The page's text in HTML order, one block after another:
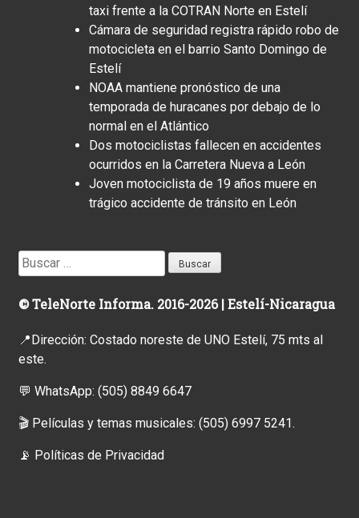
taxi frente a la COTRAN Norte en Estelí
Cámara de seguridad registra rápido robo de
motocicleta en el barrio Santo Domingo de
Estelí
NOAA mantiene pronóstico de una
temporada de huracanes por debajo de lo
normal en el Atlántico
Dos motociclistas fallecen en accidentes
ocurridos en la Carretera Nueva a León
Joven motociclista de 19 años muere en
trágico accidente de tránsito en León
Buscar:
© TeleNorte Informa. 2016-2026 | Estelí-Nicaragua
📍Dirección: Costado noreste de UNO Estelí, 75 mts al
este.
💬 WhatsApp: (505) 8849 6647
🎬 Películas y temas musicales: (505) 6997 5241.
📡 Políticas de Privacidad